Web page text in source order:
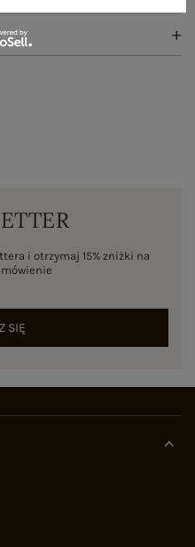
i otrzymaj 15% zniżki na
SIĘ